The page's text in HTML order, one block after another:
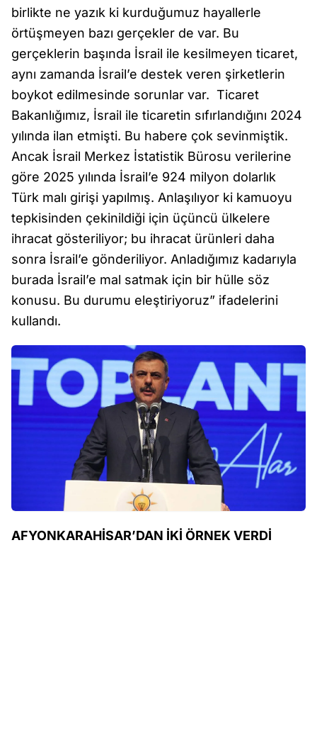
birlikte ne yazık ki kurduğumuz hayallerle
örtüşmeyen bazı gerçekler de var. Bu
gerçeklerin başında İsrail ile kesilmeyen ticaret,
aynı zamanda İsrail’e destek veren şirketlerin
boykot edilmesinde sorunlar var. Ticaret
Bakanlığımız, İsrail ile ticaretin sıfırlandığını 2024
yılında ilan etmişti. Bu habere çok sevinmiştik.
Ancak İsrail Merkez İstatistik Bürosu verilerine
göre 2025 yılında İsrail’e 924 milyon dolarlık
Türk malı girişi yapılmış. Anlaşılıyor ki kamuoyu
tepkisinden çekinildiği için üçüncü ülkelere
ihracat gösteriliyor; bu ihracat ürünleri daha
sonra İsrail’e gönderiliyor. Anladığımız kadarıyla
burada İsrail’e mal satmak için bir hülle söz
konusu. Bu durumu eleştiriyoruz” ifadelerini
kullandı.
AFYONKARAHİSAR’DAN İKİ ÖRNEK VERDİ